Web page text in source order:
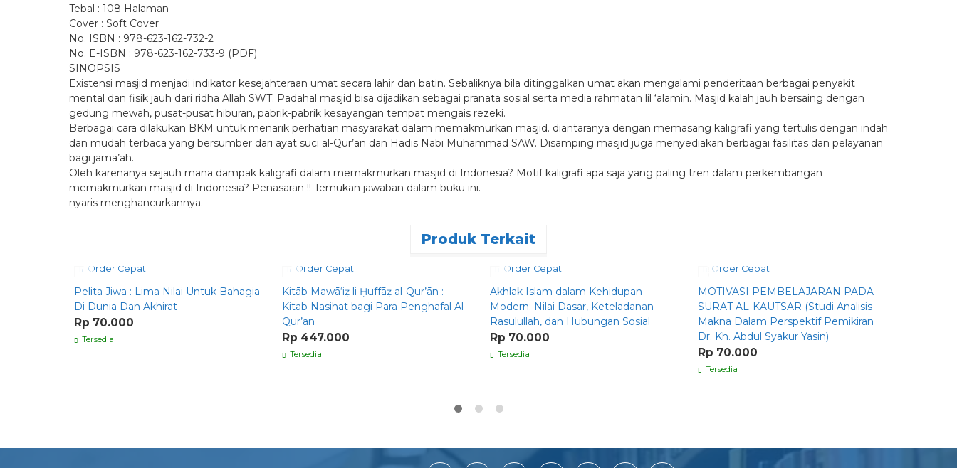
Tebal : 108 Halaman
Cover : Soft Cover
No. ISBN : 978-623-162-732-2
No. E-ISBN : 978-623-162-733-9 (PDF)
SINOPSIS
Existensi masjid menjadi indikator kesejahteraan umat secara lahir dan batin. Sebaliknya bila ditinggalkan umat akan mengalami penderitaan berbagai penyakit
mental dan fisik jauh dari ridha Allah SWT. Padahal masjid bisa dijadikan sebagai pranata sosial serta media rahmatan lil ‘alamin. Masjid kalah jauh bersaing dengan
gedung mewah, pusat-pusat hiburan, pabrik-pabrik kesayangan tempat mengais rezeki.
Berbagai cara dilakukan BKM untuk menarik perhatian masyarakat dalam memakmurkan masjid. diantaranya dengan memasang kaligrafi yang tertulis dengan indah
dan mudah terbaca yang bersumber dari ayat suci al-Qur’an dan Hadis Nabi Muhammad SAW. Disamping masjid juga menyediakan berbagai fasilitas dan pelayanan
bagi jama’ah.
Oleh karenanya sejauh mana dampak kaligrafi dalam memakmurkan masjid di Indonesia? Motif kaligrafi apa saja yang paling tren dalam perkembangan
memakmurkan masjid di Indonesia? Penasaran !! Temukan jawaban dalam buku ini.
nyaris menghancurkannya.
Produk Terkait
Order Cepat
Pelita Jiwa : Lima Nilai Untuk Bahagia
Di Dunia Dan Akhirat
Rp 70.000
Tersedia
Order Cepat
Kitāb Mawā‘iẓ li Ḥuffāẓ al-Qur’ān :
Kitab Nasihat bagi Para Penghafal Al-
Qur’an
Rp 447.000
Tersedia
Order Cepat
Akhlak Islam dalam Kehidupan
Modern: Nilai Dasar, Keteladanan
Rasulullah, dan Hubungan Sosial
Rp 70.000
Tersedia
Order Cepat
MOTIVASI PEMBELAJARAN PADA
SURAT AL-KAUTSAR (Studi Analisis
Makna Dalam Perspektif Pemikiran
Dr. Kh. Abdul Syakur Yasin)
Rp 70.000
Tersedia